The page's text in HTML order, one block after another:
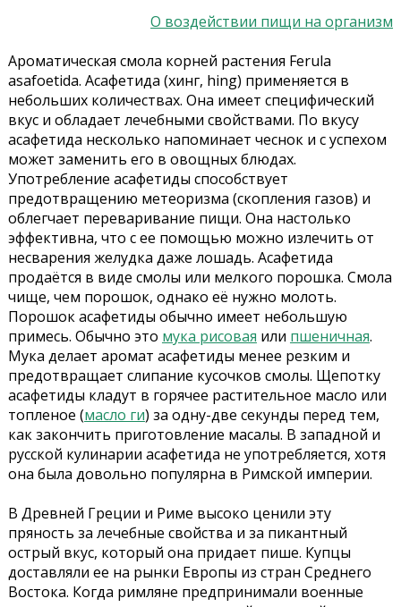
О воздействии пищи на организм
Ароматическая смола корней растения Ferula
asafoetida. Асафетида (хинг, hing) применяется в
небольших количествах. Она имеет специфический
вкус и обладает лечебными свойствами. По вкусу
асафетида несколько напоминает чеснок и с успехом
может заменить его в овощных блюдах.
Употребление асафетиды способствует
предотвращению метеоризма (скопления газов) и
облегчает переваривание пищи. Она настолько
эффективна, что с ее помощью можно излечить от
несварения желудка даже лошадь. Асафетида
продаётся в виде смолы или мелкого порошка. Смола
чище, чем порошок, однако её нужно молоть.
Порошок асафетиды обычно имеет небольшую
примесь. Обычно это мука рисовая или пшеничная.
Мука делает аромат асафетиды менее резким и
предотвращает слипание кусочков смолы. Щепотку
асафетиды кладут в горячее растительное масло или
топленое (масло ги) за одну-две секунды перед тем,
как закончить приготовление масалы. В западной и
русской кулинарии асафетида не употребляется, хотя
она была довольно популярна в Римской империи.
В Древней Греции и Риме высоко ценили эту
пряность за лечебные свойства и за пикантный
острый вкус, который она придает пише. Купцы
доставляли ее на рынки Европы из стран Среднего
Востока. Когда римляне предпринимали военные